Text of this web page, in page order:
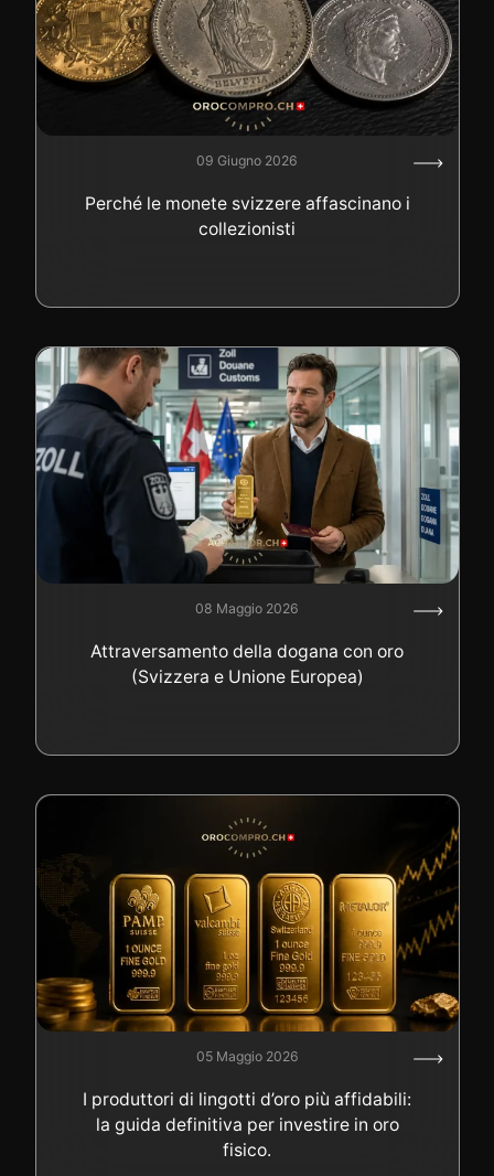
09 Giugno 2026
Perché le monete svizzere affascinano i
collezionisti
08 Maggio 2026
Attraversamento della dogana con oro
(Svizzera e Unione Europea)
05 Maggio 2026
I produttori di lingotti d’oro più affidabili:
la guida definitiva per investire in oro
fisico.